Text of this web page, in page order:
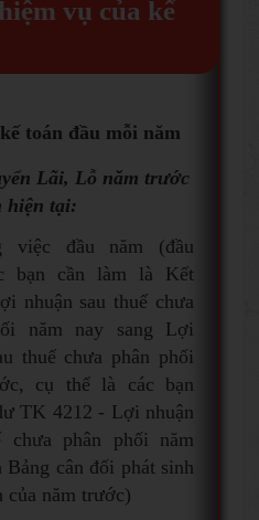
vụ của kế
toán đầu mỗi năm
Lãi, Lỗ năm trước
hiện tại:
việc đầu năm (đầu
bạn cần làm là Kết
nhuận sau thuế chưa
năm nay sang Lợi
thuế chưa phân phối
cụ thể là các bạn
TK 4212 - Lợi nhuận
chưa phân phối năm
Bảng cân đối phát sinh
của năm trước)